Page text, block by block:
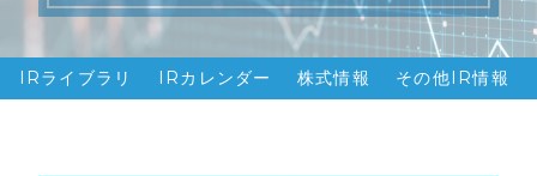
IRライブラリ IRカレンダー 株式情報 その他IR情報